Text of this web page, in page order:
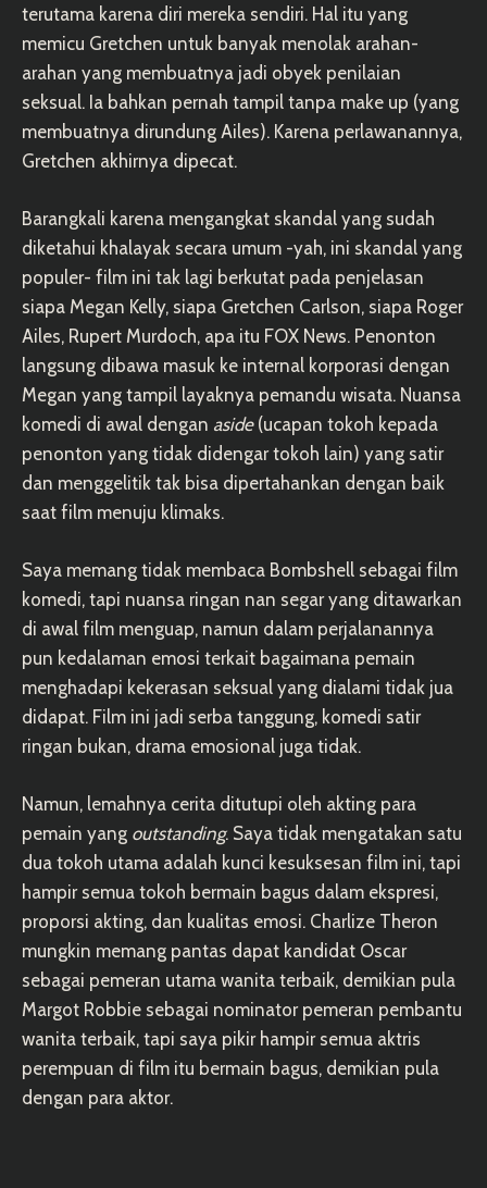
terutama karena diri mereka sendiri. Hal itu yang
memicu Gretchen untuk banyak menolak arahan-
arahan yang membuatnya jadi obyek penilaian
seksual. Ia bahkan pernah tampil tanpa make up (yang
membuatnya dirundung Ailes). Karena perlawanannya,
Gretchen akhirnya dipecat.
Barangkali karena mengangkat skandal yang sudah
diketahui khalayak secara umum -yah, ini skandal yang
populer- film ini tak lagi berkutat pada penjelasan
siapa Megan Kelly, siapa Gretchen Carlson, siapa Roger
Ailes, Rupert Murdoch, apa itu FOX News. Penonton
langsung dibawa masuk ke internal korporasi dengan
Megan yang tampil layaknya pemandu wisata. Nuansa
komedi di awal dengan aside (ucapan tokoh kepada
penonton yang tidak didengar tokoh lain) yang satir
dan menggelitik tak bisa dipertahankan dengan baik
saat film menuju klimaks.
Saya memang tidak membaca Bombshell sebagai film
komedi, tapi nuansa ringan nan segar yang ditawarkan
di awal film menguap, namun dalam perjalanannya
pun kedalaman emosi terkait bagaimana pemain
menghadapi kekerasan seksual yang dialami tidak jua
didapat. Film ini jadi serba tanggung, komedi satir
ringan bukan, drama emosional juga tidak.
Namun, lemahnya cerita ditutupi oleh akting para
pemain yang outstanding. Saya tidak mengatakan satu
dua tokoh utama adalah kunci kesuksesan film ini, tapi
hampir semua tokoh bermain bagus dalam ekspresi,
proporsi akting, dan kualitas emosi. Charlize Theron
mungkin memang pantas dapat kandidat Oscar
sebagai pemeran utama wanita terbaik, demikian pula
Margot Robbie sebagai nominator pemeran pembantu
wanita terbaik, tapi saya pikir hampir semua aktris
perempuan di film itu bermain bagus, demikian pula
dengan para aktor.